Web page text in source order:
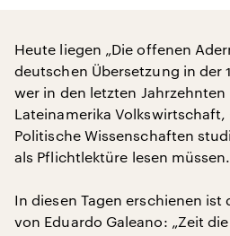
Heute liegen „Die offenen
deutschen Übersetzung in der
wer in den letzten
Lateinamerika
Politische Wissenschaften
als Pflichtlektüre lesen müssen.
In diesen Tagen erschienen ist
von Eduardo Galeano: „Zeit